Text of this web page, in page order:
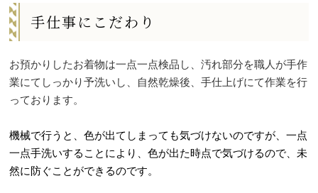
手仕事にこだわり
お預かりしたお着物は一点一点検品し、汚れ部分を職人が手作
業にてしっかり予洗いし、自然乾燥後、手仕上げにて作業を行
っております。
機械で行うと、色が出てしまっても気づけないのですが、一点
一点手洗いすることにより、色が出た時点で気づけるので、未
然に防ぐことができるのです。